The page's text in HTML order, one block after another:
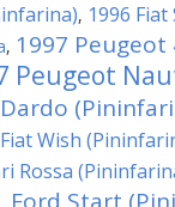
, 1996
, 1997 Peugeot
Peugeot
Wish
Rossa